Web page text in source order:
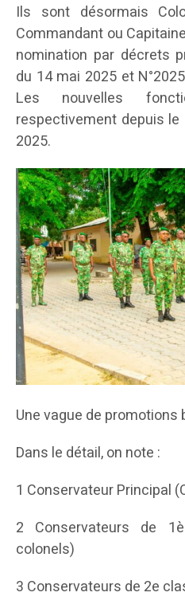
Ils sont désormais
Commandant ou
nomination par décrets
du 14 mai 2025 et
Les nouvelles
respectivement depuis
2025.
Une vague de promotions
Dans le détail, on note :
1 Conservateur Principal
2 Conservateurs de
colonels)
3 Conservateurs de 2e